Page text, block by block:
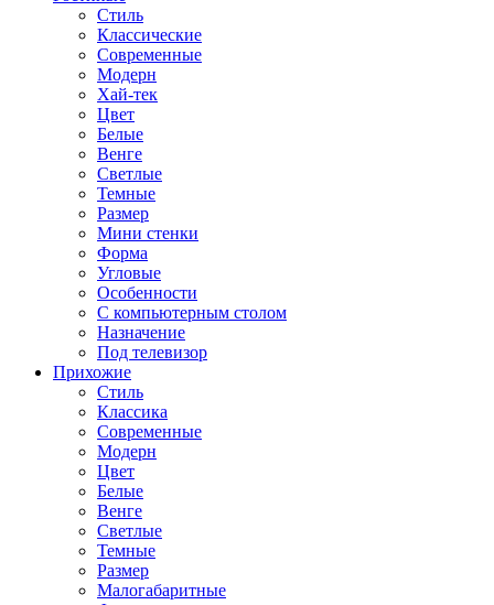
Стиль
Классические
Современные
Модерн
Хай-тек
Цвет
Белые
Венге
Светлые
Темные
Размер
Мини стенки
Форма
Угловые
Особенности
С компьютерным столом
Назначение
Под телевизор
Прихожие
Стиль
Классика
Современные
Модерн
Цвет
Белые
Венге
Светлые
Темные
Размер
Малогабаритные